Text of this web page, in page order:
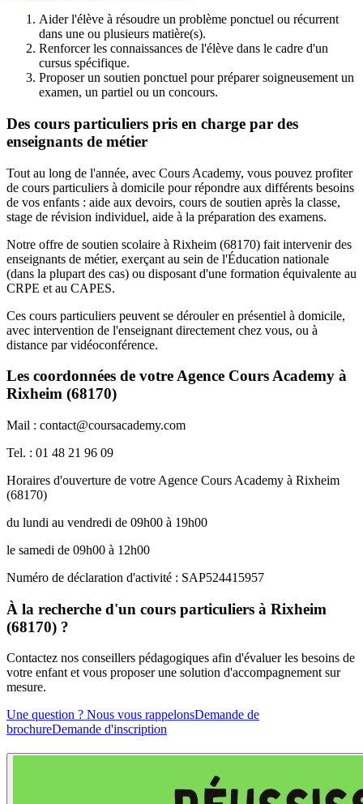
Aider l'élève à résoudre un problème ponctuel ou récurrent
dans une ou plusieurs matière(s).
Renforcer les connaissances de l'élève dans le cadre d'un
cursus spécifique.
Proposer un soutien ponctuel pour préparer soigneusement un
examen, un partiel ou un concours.
Des cours particuliers pris en charge par des
enseignants de métier
Tout au long de l'année, avec Cours Academy, vous pouvez profiter
de cours particuliers à domicile pour répondre aux différents besoins
de vos enfants : aide aux devoirs, cours de soutien après la classe,
stage de révision individuel, aide à la préparation des examens.
Notre offre de soutien scolaire à Rixheim (68170) fait intervenir des
enseignants de métier, exerçant au sein de l'Éducation nationale
(dans la plupart des cas) ou disposant d'une formation équivalente au
CRPE et au CAPES.
Ces cours particuliers peuvent se dérouler en présentiel à domicile,
avec intervention de l'enseignant directement chez vous, ou à
distance par vidéoconférence.
Les coordonnées de votre Agence Cours Academy à
Rixheim (68170)
Mail : contact@coursacademy.com
Tel. : 01 48 21 96 09
Horaires d'ouverture de votre Agence Cours Academy à Rixheim
(68170)
du lundi au vendredi de 09h00 à 19h00
le samedi de 09h00 à 12h00
Numéro de déclaration d'activité : SAP524415957
À la recherche d'un cours particuliers à Rixheim
(68170) ?
Contactez nos conseillers pédagogiques afin d'évaluer les besoins de
votre enfant et vous proposer une solution d'accompagnement sur
mesure.
Une question ? Nous vous rappelonsDemande de
brochureDemande d'inscription